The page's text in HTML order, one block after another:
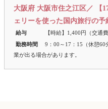
大阪府 大阪市住之江区／ 【
ェリーを使った国内旅行の予
給与
【時給】1,400円（交通
勤務時間
9：00～17：15（休憩
業が出る場合があります。